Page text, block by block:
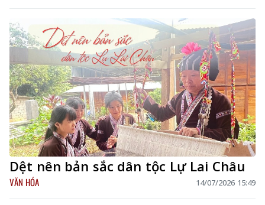
Dệt nên bản sắc dân tộc Lự Lai Châu
VĂN HÓA 14/07/2026 15:49